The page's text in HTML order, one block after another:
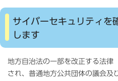
サイバーセキュリティを
します
地方自治法の一部を改正する法律
され、普通地方公共団体の議会及